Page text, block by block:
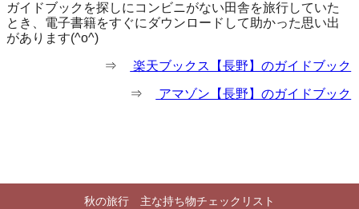
ガイドブックを探しにコンビニがない田舎を旅行していた
とき、電子書籍をすぐにダウンロードして助かった思い出
があります(^o^)
⇒ 楽天ブックス【長野】のガイドブック
⇒ アマゾン【長野】のガイドブック
秋の旅行 主な持ち物チェックリスト